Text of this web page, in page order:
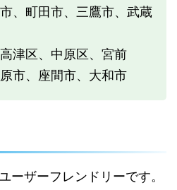
、町田市、三鷹市、武蔵
津区、中原区、宮前
市、座間市、大和市
ーザーフレンドリーです。